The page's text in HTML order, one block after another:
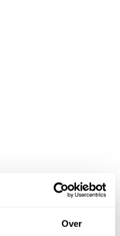
Over